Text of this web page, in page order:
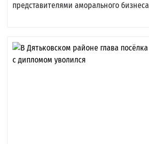
представителями аморального бизнеса